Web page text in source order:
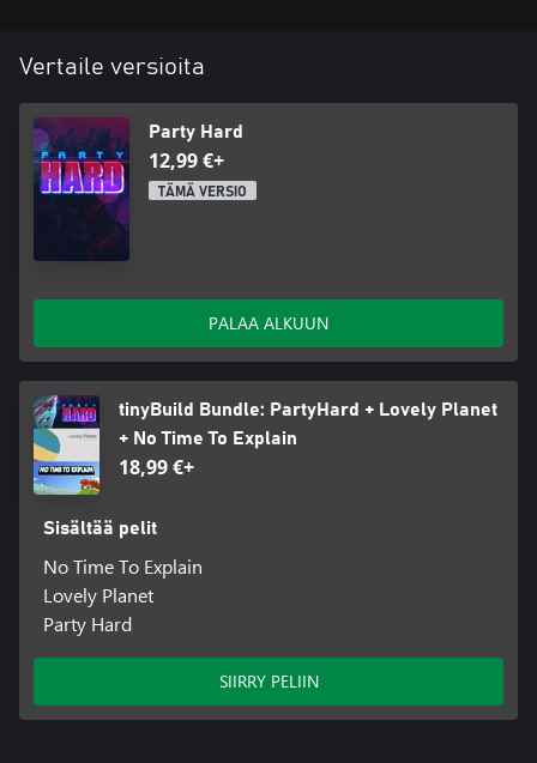
Vertaile versioita
Party Hard
12,99 €+
TÄMÄ VERSIO
PALAA ALKUUN
tinyBuild Bundle: PartyHard + Lovely Planet
+ No Time To Explain
18,99 €+
Sisältää pelit
No Time To Explain
Lovely Planet
Party Hard
SIIRRY PELIIN